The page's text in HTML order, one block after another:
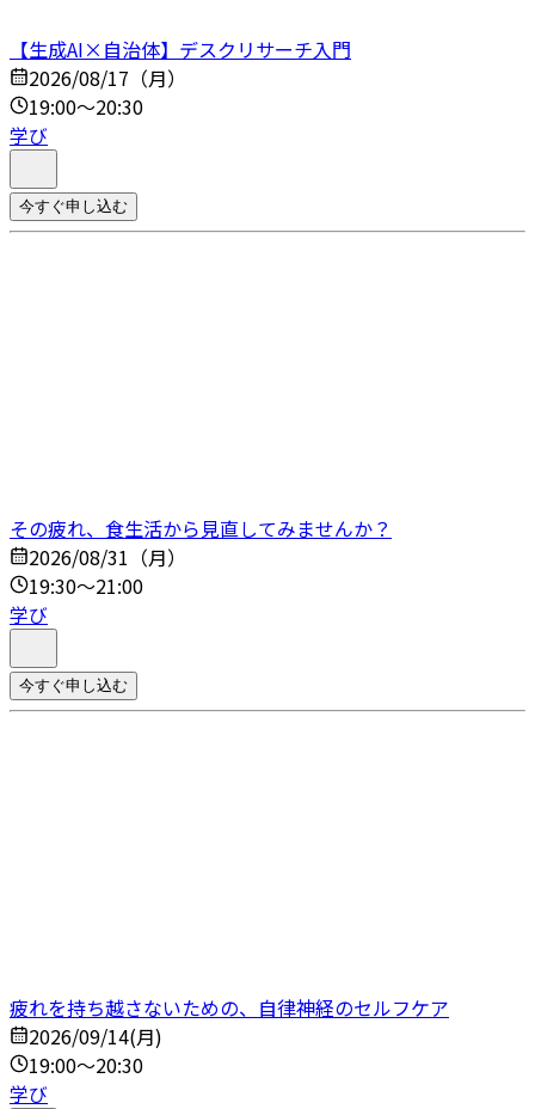
【生成AI×自治体】デスクリサーチ入門
2026/08/17（月）
19:00～20:30
学び
今すぐ申し込む
その疲れ、食生活から見直してみませんか？
2026/08/31（月）
19:30～21:00
学び
今すぐ申し込む
疲れを持ち越さないための、自律神経のセルフケア
2026/09/14(月)
19:00～20:30
学び